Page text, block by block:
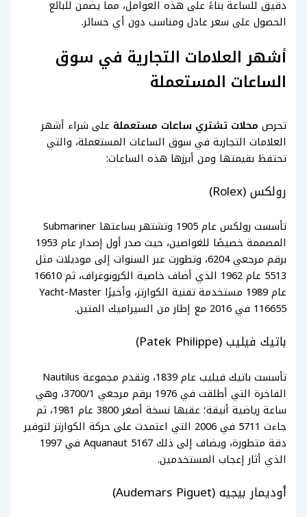
دقيق للساعة بناءً على هذه العوامل، مما يضمن للبائع
الحصول على سعر عادل ومناسب دون أي خسائر.
أشهر العلامات التجارية في سوق
الساعات المستعملة
تحرص محلات تشتري ساعات مستعملة على شراء أشهر
العلامات التجارية في سوق الساعات المستعملة، والتي
تحتفظ بقيمتها ومن أبرزها هذه الساعات:
رولكس (Rolex)
تأسست رولكس عام 1905 وتشتهر بساعتها Submariner
المصممة خصيصًا للغواصين، حيث صدر أول إصدار عام 1953
برقم مرجعي 6204، وتطورت عبر السنوات إلى موديلات مثل
5513 عام 1962 الذي أضاف خاصية الكرونوغراف، ثم 16610
عام 1989 مستخدمة تقنية الكوارتز، وأخيرًا Yacht-Master
116655 في 2016 مع إطار من السيراميك المتين.
باتيك فيليب (Patek Philippe)
تأسست باتيك فيليب عام 1839، وتقدم مجموعة Nautilus
الفاخرة التي أطلقت في 1976 برقم مرجعي 3700/1، وهي
ساعة رياضية أنيقة؛ عقبها نسخة أصغر 3800 عام 1981، ثم
جاءت 5711 في 2006 التي اعتمدت على حركة الكوارتز لتوفير
دقة متطورة، ويضاف إلى ذلك Aquanaut 5167 في 1997
الذي أثار إعجاب المستخدمين.
أوديمار بيجيه (Audemars Piguet)